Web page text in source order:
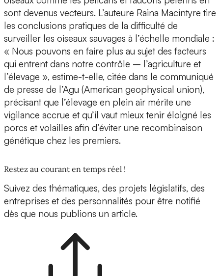
sont devenus vecteurs. L’auteure Raina Macintyre tire
les conclusions pratiques de la difficulté de
surveiller les oiseaux sauvages à l’échelle mondiale :
« Nous pouvons en faire plus au sujet des facteurs
qui entrent dans notre contrôle – l’agriculture et
l’élevage », estime-t-elle, citée dans le communiqué
de presse de l’Agu (American geophysical union),
précisant que l’élevage en plein air mérite une
vigilance accrue et qu’il vaut mieux tenir éloigné les
porcs et volailles afin d’éviter une recombinaison
génétique chez les premiers.
Restez au courant en temps réel !
Suivez des thématiques, des projets législatifs, des
entreprises et des personnalités pour être notifié
dès que nous publions un article.